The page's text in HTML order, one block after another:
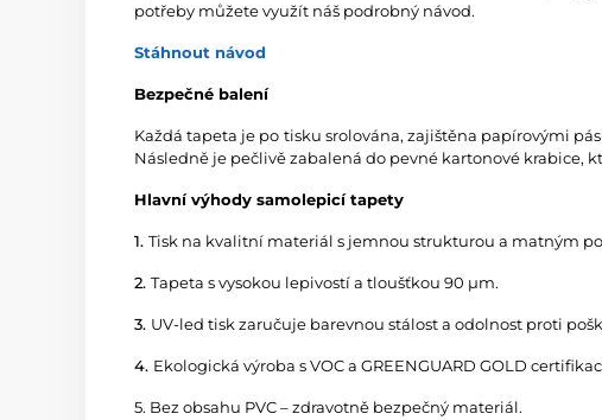
potřeby můžete využít náš podrobný návod.
Stáhnout návod
Bezpečné balení
Každá tapeta je po tisku srolována, zajištěna papírovými
Následně je pečlivě zabalená do pevné kartonové krabice,
Hlavní výhody samolepicí tapety
1. Tisk na kvalitní materiál s jemnou strukturou a matným
2. Tapeta s vysokou lepivostí a tloušťkou 90 µm.
3. UV-led tisk zaručuje barevnou stálost a odolnost proti
4. Ekologická výroba s VOC a GREENGUARD GOLD
5. Bez obsahu PVC – zdravotně bezpečný materiál.